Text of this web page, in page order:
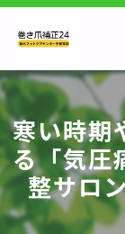
寒い時期
る「気圧
整サロ